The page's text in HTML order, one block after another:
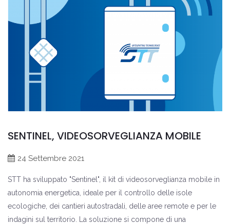
SENTINEL, VIDEOSORVEGLIANZA MOBILE
24 Settembre 2021
STT ha sviluppato "Sentinel", il kit di videosorveglianza mobile in
autonomia energetica, ideale per il controllo delle isole
ecologiche, dei cantieri autostradali, delle aree remote e per le
indagini sul territorio. La soluzione si compone di una